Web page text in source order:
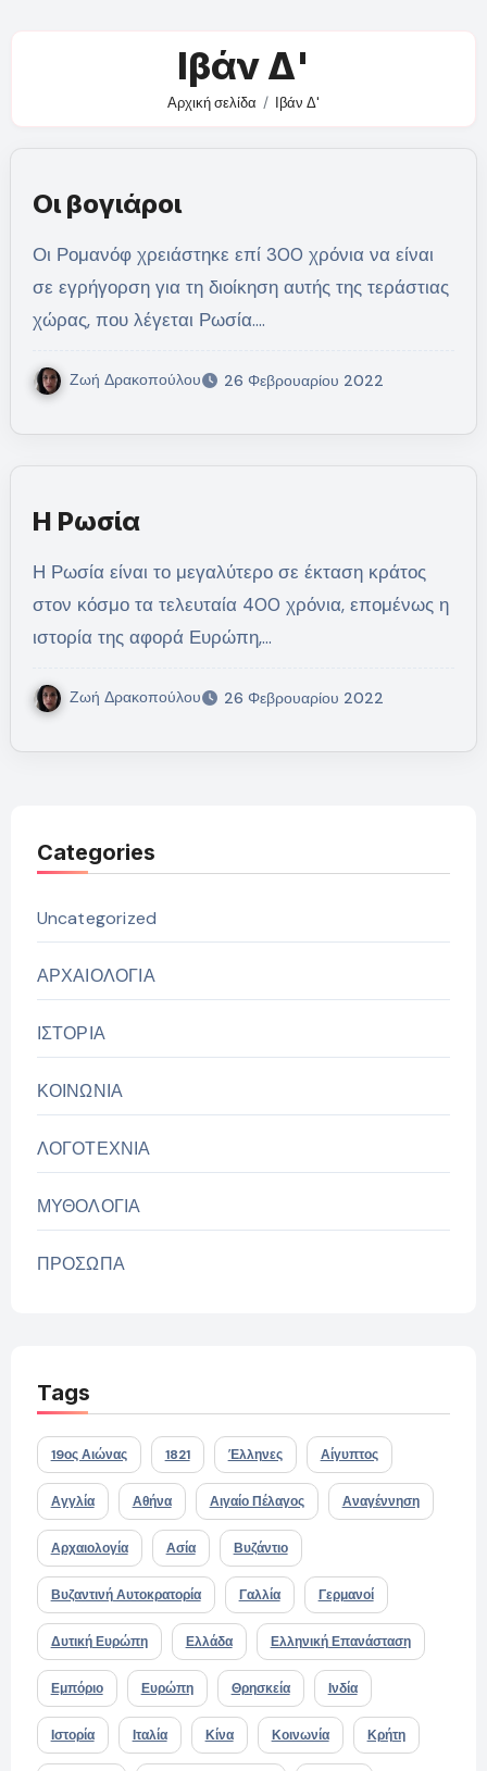
Ιβάν Δ'
Αρχική σελίδα Ιβάν Δ'
Οι βογιάροι
Οι Ρομανόφ χρειάστηκε επί 300 χρόνια να είναι
σε εγρήγορση για τη διοίκηση αυτής της τεράστιας
χώρας, που λέγεται Ρωσία.…
Ζωή Δρακοπούλου 26 Φεβρουαρίου 2022
Η Ρωσία
Η Ρωσία είναι το μεγαλύτερο σε έκταση κράτος
στον κόσμο τα τελευταία 400 χρόνια, επομένως η
ιστορία της αφορά Ευρώπη,…
Ζωή Δρακοπούλου 26 Φεβρουαρίου 2022
Categories
Uncategorized
ΑΡΧΑΙΟΛΟΓΙΑ
ΙΣΤΟΡΙΑ
ΚΟΙΝΩΝΙΑ
ΛΟΓΟΤΕΧΝΙΑ
ΜΥΘΟΛΟΓΙΑ
ΠΡΟΣΩΠΑ
Tags
19ος Αιώνας 1821 Έλληνες Αίγυπτος
Αγγλία Αθήνα Αιγαίο Πέλαγος Αναγέννηση
Αρχαιολογία Ασία Βυζάντιο
Βυζαντινή Αυτοκρατορία Γαλλία Γερμανοί
Δυτική Ευρώπη Ελλάδα Ελληνική Επανάσταση
Εμπόριο Ευρώπη Θρησκεία Ινδία
Ιστορία Ιταλία Κίνα Κοινωνία Κρήτη